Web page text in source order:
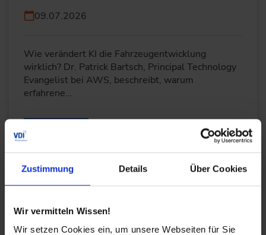
Zustimmung Details Über Cookies
Wir vermitteln Wissen!
Wir setzen Cookies ein, um unsere Webseiten für Sie
09.07.2026
Wie verändert KI die Fahrzeugentwicklung
wirklich? Dr. Patrick Bartsch, Principal Technology
Evangelist bei AWS, beschreibt, warum
erfahrene…
Datenräume für Industrial AI: Mit vernetzten